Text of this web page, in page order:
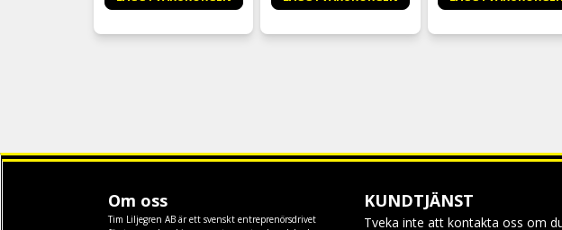
Om oss
Tim Liljegren AB är ett svenskt entreprenörsdrivet
KUNDTJÄNST
Tveka inte att kontakta oss om